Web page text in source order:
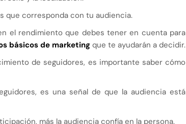
que corresponda con tu audiencia.
el rendimiento que debes tener en cuenta para
básicos de marketing que te ayudarán a decidir.
de seguidores, es importante saber cómo
es una señal de que la audiencia está
más la audiencia confía en la persona.